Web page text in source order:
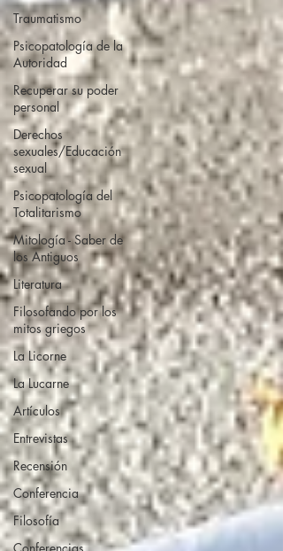
Traumatismo
Psicopatología de la
Autoridad
Recuperar su poder
personal
Derechos
sexuales/Educación
sexual
Psicopatología del
Totalitarismo
Mitología - Saber de
los Antiguos
Literatura
Filosofando por los
mitos griegos
La Licorne
La Lucarne
Artículos
Entrevistas
Recensión
Conferencia
Filosofía
Conferencias